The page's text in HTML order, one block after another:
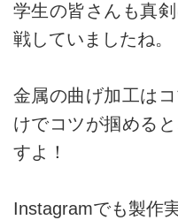
学生の皆さんも真
戦していましたね。
金属の曲げ加工は
けでコツが掴める
すよ！
Instagramでも製作